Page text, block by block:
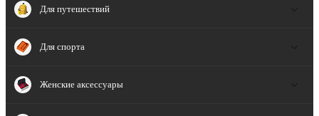
Для путешествий
Для спорта
Женские аксессуары